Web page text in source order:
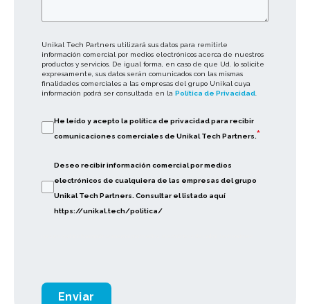
Unikal Tech Partners utilizará sus datos para remitirle
información comercial por medios electrónicos acerca de nuestros
productos y servicios. De igual forma, en caso de que Ud. lo solicite
expresamente, sus datos serán comunicados con las mismas
finalidades comerciales a las empresas del grupo Unikal cuya
información podrá ser consultada en la Política de Privacidad
He leído y acepto la política de privacidad para recibir
comunicaciones comerciales de Unikal Tech Partners. *
Deseo recibir información comercial por medios
electrónicos de cualquiera de las empresas del grupo
Unikal Tech Partners. Consultar el listado aquí
https://unikal.tech/politica/
Enviar